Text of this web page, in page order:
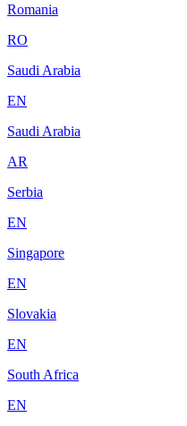
Romania
RO
Saudi Arabia
EN
Saudi Arabia
AR
Serbia
EN
Singapore
EN
Slovakia
EN
South Africa
EN